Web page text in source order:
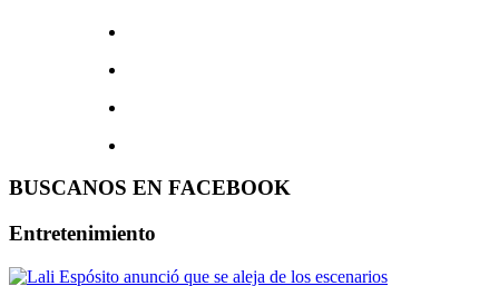
BUSCANOS EN FACEBOOK
Entretenimiento